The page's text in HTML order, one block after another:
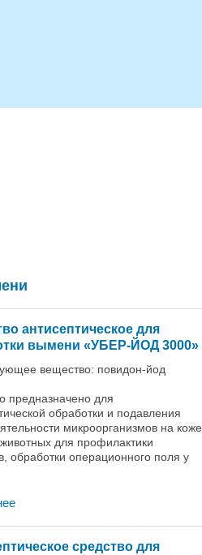
антисептическое для
вымени «УБЕР-ЙОД 3000»
вещество: повидон-йод
предназначено для
обработки и подавления
микроорганизмов на коже
для профилактики
обработки операционного поля у
средство для